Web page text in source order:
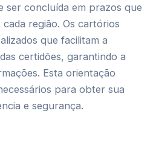
ser concluída em prazos que
região. Os cartórios
que facilitam a
certidões, garantindo a
Esta orientação
para obter sua
e segurança.